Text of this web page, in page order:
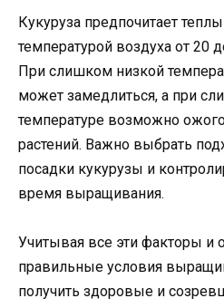
Кукуруза предпочитает
температурой воздуха от 20
При слишком низкой
может замедлиться, а при
температуре возможно
растений. Важно выбрать
посадки кукурузы и
время выращивания.
Учитывая все эти факторы и
правильные условия
получить здоровые и